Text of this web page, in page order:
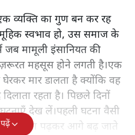
व्यक्ति का गुण बन कर रह
स्वभाव हो, उस समाज के
जब मामूली इंसानियत की
ज़रूरत महसूस होने लगती है।एक
मार डालता है क्योंकि वह
रहता है। पिछले दिनों
देख लें।पहली घटना वैसी
रोज़ाना पढ़कर आगे बढ़ जाते